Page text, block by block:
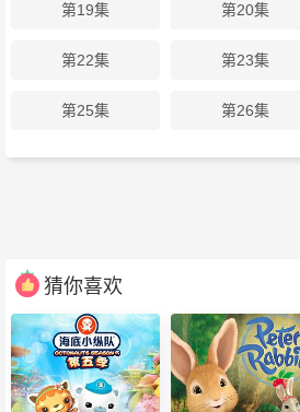
第19集 第20集
第22集 第23集
第25集 第26集
猜你喜欢